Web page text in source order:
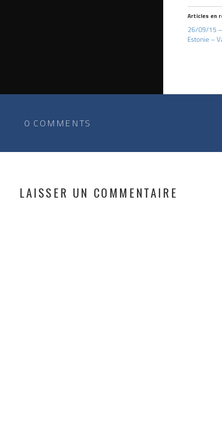
Articles en
26/09/15 –
Estonie –
0 COMMENTS
LAISSER UN COMMENTAIRE